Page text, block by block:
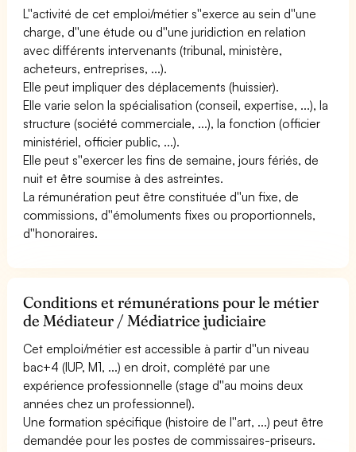
L''activité de cet emploi/métier s''exerce au sein d''une
charge, d''une étude ou d''une juridiction en relation
avec différents intervenants (tribunal, ministère,
acheteurs, entreprises, ...).
Elle peut impliquer des déplacements (huissier).
Elle varie selon la spécialisation (conseil, expertise, ...), la
structure (société commerciale, ...), la fonction (officier
ministériel, officier public, ...).
Elle peut s''exercer les fins de semaine, jours fériés, de
nuit et être soumise à des astreintes.
La rémunération peut être constituée d''un fixe, de
commissions, d''émoluments fixes ou proportionnels,
d''honoraires.
Conditions et rémunérations pour le métier
de Médiateur / Médiatrice judiciaire
Cet emploi/métier est accessible à partir d''un niveau
bac+4 (IUP, M1, ...) en droit, complété par une
expérience professionnelle (stage d''au moins deux
années chez un professionnel).
Une formation spécifique (histoire de l''art, ...) peut être
demandée pour les postes de commissaires-priseurs.